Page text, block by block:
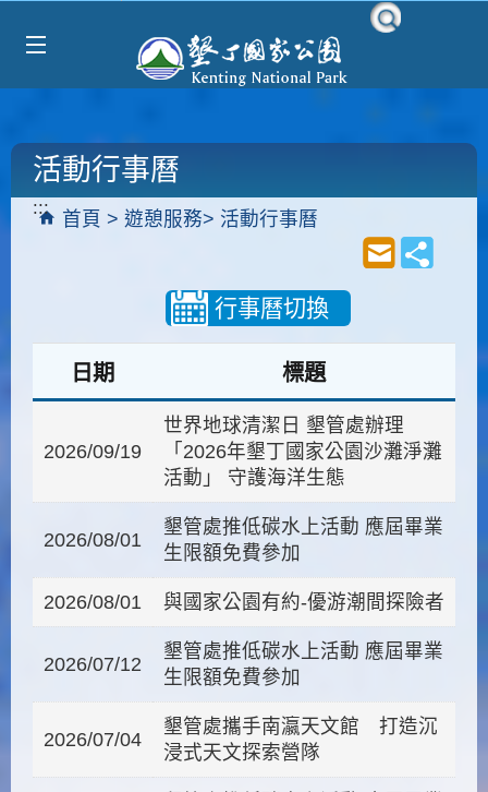
:::
首頁 遊憩服務 活動行事曆
活動行事曆
行事曆切換
日期 標題
2026/09/19
世界地球清潔日 墾管處辦理
「2026年墾丁國家公園沙灘淨灘
活動」 守護海洋生態
2026/08/01
墾管處推低碳水上活動 應屆畢業
生限額免費參加
2026/08/01 與國家公園有約-優游潮間探險者
2026/07/12
墾管處推低碳水上活動 應屆畢業
生限額免費參加
2026/07/04
墾管處攜手南瀛天文館 打造沉
浸式天文探索營隊